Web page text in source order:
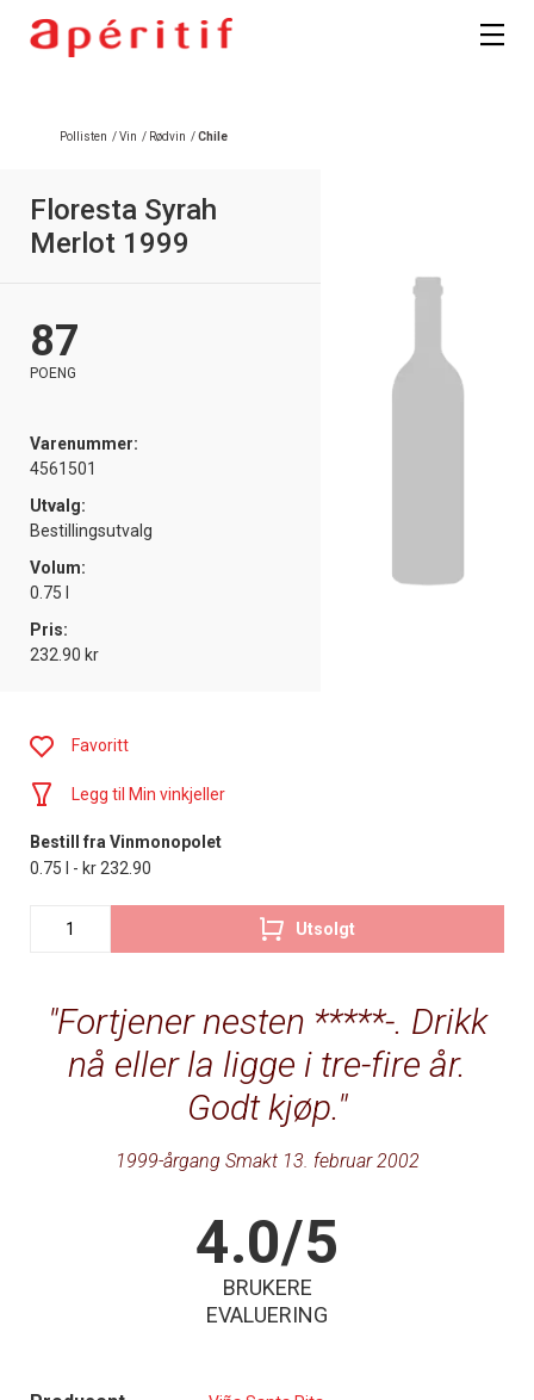
Pollisten /Vin / Rødvin /Chile
Floresta Syrah
Merlot 1999
87
POENG
Varenummer:
4561501
Utvalg:
Bestillingsutvalg
Volum:
0.75 l
Pris:
232.90 kr
Fortjener nesten *****-. Drikk
nå eller la ligge i tre-fire år.
Godt kjøp.
1999-årgang Smakt 13. februar 2002
4.0/5
BRUKERE
EVALUERING
Favoritt
Legg til Min vinkjeller
Bestill fra Vinmonopolet
0.75 l - kr 232.90
Utsolgt